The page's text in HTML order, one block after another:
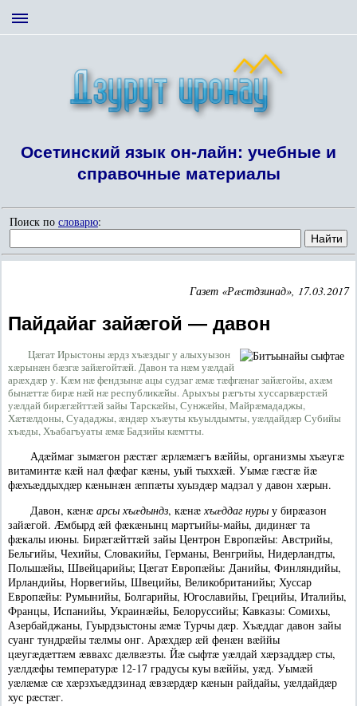
Осетинский язык он-лайн: учебные и
справочные материалы
Поиск по словарю:
Газет «Рæстдзинад», 17.03.2017
Пайдайаг зайæгой — давон
Цæгат Ирыстоны æрдз хъæздыг у алыхуызон
хæрынæн бæзгæ зайæгойтæй. Давон та нæм уæлдай
арæхдæр у. Кæм нæ фендзынæ ацы судзаг æмæ тæфгæнаг зайæгойы, ахæм
бынæттæ бирæ нæй нæ республикæйы. Арыхъы рæгъты хуссарвæрстæй
уæлдай бирæгæйттæй зайы Тарскæйы, Сунжæйы, Майрæмададжы,
Хæтæлдоны, Суададжы, æндæр хъæуты къуылдымты, уæлдайдæр Субийы
хъæды, Хъабагъуаты æмæ Бадзийы кæмтты.
Адæймаг зымæгон рæстæг æрлæмæгъ вæййы, организмы хъæугæ
витаминтæ кæй нал фæфаг кæны, уый тыххæй. Уымæ гæсгæ йæ
фæхъæддыхдæр кæнынæн æппæты хуыздæр мадзал у давон хæрын.
Давон, кæнæ арсы хъæдындз, кæнæ хъæддаг нуры у бирæазон
зайæгой. Æмбырд æй фæкæнынц мартъийы-майы, дидинæг та
фæкалы июны. Бирæгæйттæй зайы Центрон Европæйы: Австрийы,
Бельгийы, Чехийы, Словакийы, Германы, Венгрийы, Нидерландты,
Польшæйы, Швейцарийы; Цæгат Европæйы: Данийы, Финляндийы,
Ирландийы, Норвегийы, Швецийы, Великобританийы; Хуссар
Европæйы: Румынийы, Болгарийы, Югославийы, Грецийы, Италийы,
Францы, Испанийы, Украинæйы, Белоруссийы; Кавказы: Сомихы,
Азербайджаны, Гуырдзыстоны æмæ Турчы дæр. Хъæддаг давон зайы
суанг тундрæйы тæлмы онг. Арæхдæр æй фенæн вæййы
цæугæдæттæм æввахс дæлвæзты. Йæ сыфтæ уæлдай хæрзаддæр сты,
уæлдæфы температурæ 12-17 градусы куы вæййы, уæд. Уымæй
уæлæмæ сæ хæрзхъæддзинад æвзæрдæр кæнын райдайы, уæлдайдæр
хус рæстæг.